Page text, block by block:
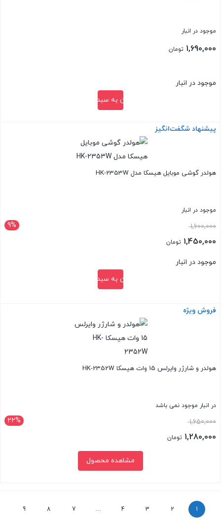
موجود در انبار
1,690,000 تومان
موجود در انبار
افزودن به سبد خرید
بستن
پیشنهاد شگفت‌انگیز
هولدر گوشی موبایل هیسکا مدل HK-2353W
موجود در انبار
9% 1,600,000قیمت
اصلی:
بود.
1,450,000 تومان
موجود در انبار
افزودن به سبد خرید
بستن
فروش ویژه
هولدر و شارژر وایرلس 15 وات هیسکا HK-2352W
در انبار موجود نمی باشد
22% 1,650,000قیمت
اصلی:
1,650,000 تومان
1,280,000 تومان
مشاهده محصول
1
2
3
4
…
7
8
9